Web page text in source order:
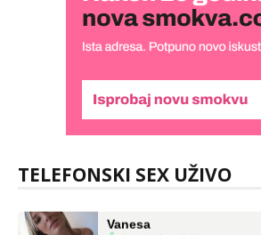
TELEFONSKI SEX UŽIVO
Alisa
Čekam tvoj poziv!
tel:0,93€ - mob:1,12€ min
Čekam tvoj poziv!